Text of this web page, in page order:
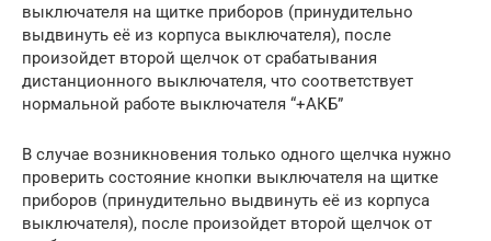
выключателя на щитке приборов (принудительно
выдвинуть её из корпуса выключателя), после
произойдет второй щелчок от срабатывания
дистанционного выключателя, что соответствует
нормальной работе выключателя “+АКБ”
В случае возникновения только одного щелчка нужно
проверить состояние кнопки выключателя на щитке
приборов (принудительно выдвинуть её из корпуса
выключателя), после произойдет второй щелчок от